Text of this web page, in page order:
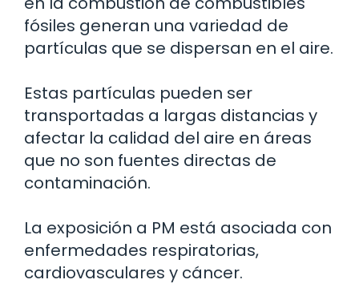
fósiles generan una variedad de
partículas que se dispersan en el aire.
Estas partículas pueden ser
transportadas a largas distancias y
afectar la calidad del aire en áreas
que no son fuentes directas de
contaminación.
La exposición a PM está asociada con
enfermedades respiratorias,
cardiovasculares y cáncer.